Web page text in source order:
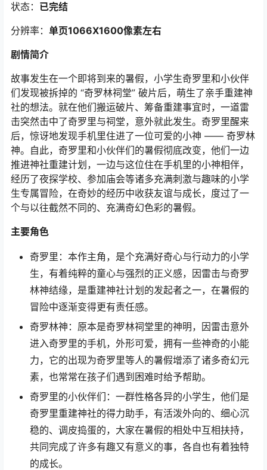
状态： 已完结
分辨率： 单页1066X1600像素左右
剧情简介
故事发生在一个即将到来的暑假，小学生奇罗里和小伙伴
们发现被拆掉的 “奇罗林祠堂” 破片后，萌生了亲手重建神
社的想法。就在他们搬运破片、筹备重建事宜时，一道雷
击突然击中了奇罗里与祠堂，意外就此发生。奇罗里醒来
后，惊讶地发现手机里住进了一位可爱的小神 —— 奇罗林
神。自此，奇罗里和小伙伴们的暑假彻底改变，他们一边
推进神社重建计划，一边与这位住在手机里的小神相伴，
经历了夜探学校、参加庙会等诸多充满刺激与趣味的小学
生专属冒险，在奇妙的经历中收获友谊与成长，度过了一
个与以往截然不同的、充满奇幻色彩的暑假。
主要角色
奇罗里：本作主角，是个充满好奇心与行动力的小学
生，有着纯粹的童心与强烈的正义感，因雷击与奇罗
林神结缘，是重建神社计划的发起者之一，在暑假的
冒险中逐渐变得更有责任感。
奇罗林神：原本是奇罗林祠堂里的神明，因雷击意外
进入奇罗里的手机，外形可爱，拥有一些神奇的小能
力，它的出现为奇罗里等人的暑假增添了诸多奇幻元
素，也常常在孩子们遇到困难时给予帮助。
奇罗里的小伙伴们：一群性格各异的小学生，他们是
奇罗里重建神社的得力助手，有活泼外向的、细心沉
稳的、调皮捣蛋的，大家在暑假的相处中互相扶持，
共同完成了许多有趣又有意义的事，各自也有着独特
的成长。